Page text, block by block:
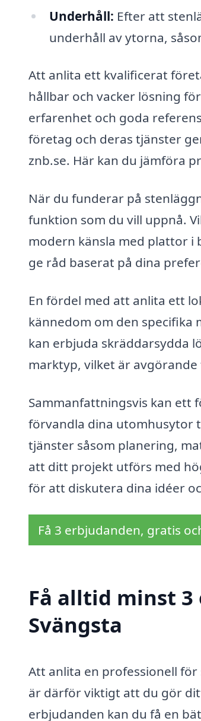
Underhåll: Efter att
underhåll av ytorna,
Att anlita ett kvalificerat
hållbar och vacker lösning
erfarenhet och goda
företag och deras tjänster
znb.se. Här kan du jämföra
När du funderar på
funktion som du vill uppnå.
modern känsla med plattor i
ge råd baserat på dina
En fördel med att anlita ett
kännedom om den
kan erbjuda skräddarsydda
marktyp, vilket är
Sammanfattningsvis kan ett
förvandla dina utomhusytor
tjänster såsom planering,
att ditt projekt utförs med
för att diskutera dina idéer
Få 3 erbjudanden, gratis
Få alltid minst
Svängsta
Att anlita en professionell
är därför viktigt att du gör
erbjudanden kan du få en